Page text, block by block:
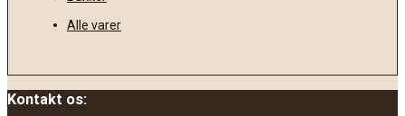
Alle varer
Kontakt os: